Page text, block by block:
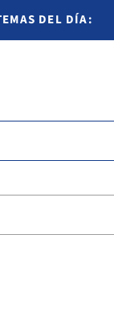
DEL DÍA: